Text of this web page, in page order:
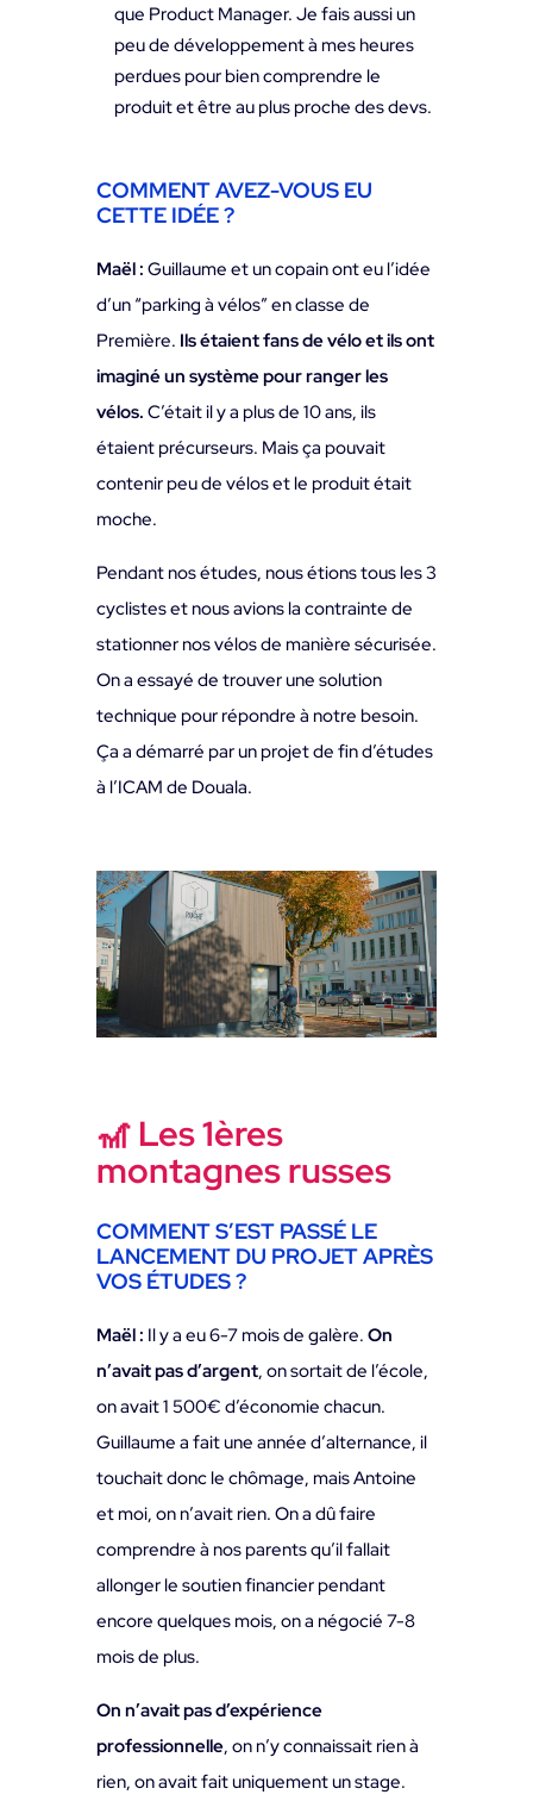
que Product Manager. Je fais aussi un
peu de développement à mes heures
perdues pour bien comprendre le
produit et être au plus proche des devs.
COMMENT AVEZ-VOUS EU
CETTE IDÉE ?
Maël : Guillaume et un copain ont eu l’idée
d’un “parking à vélos” en classe de
Première. Ils étaient fans de vélo et ils ont
imaginé un système pour ranger les
vélos. C’était il y a plus de 10 ans, ils
étaient précurseurs. Mais ça pouvait
contenir peu de vélos et le produit était
moche.
Pendant nos études, nous étions tous les 3
cyclistes et nous avions la contrainte de
stationner nos vélos de manière sécurisée.
On a essayé de trouver une solution
technique pour répondre à notre besoin.
Ça a démarré par un projet de fin d’études
à l’ICAM de Douala.
🎢 Les 1ères
montagnes russes
COMMENT S’EST PASSÉ LE
LANCEMENT DU PROJET APRÈS
VOS ÉTUDES ?
Maël : Il y a eu 6-7 mois de galère. On
n’avait pas d’argent, on sortait de l’école,
on avait 1 500€ d’économie chacun.
Guillaume a fait une année d’alternance, il
touchait donc le chômage, mais Antoine
et moi, on n’avait rien. On a dû faire
comprendre à nos parents qu’il fallait
allonger le soutien financier pendant
encore quelques mois, on a négocié 7-8
mois de plus.
On n’avait pas d’expérience
professionnelle, on n’y connaissait rien à
rien, on avait fait uniquement un stage.